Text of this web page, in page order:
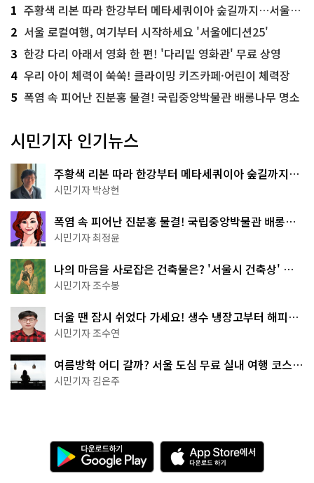
1 주황색 리본 따라 한강부터 메타세쿼이아 숲길까지…서울둘레길 15코스
2 서울 로컬여행, 여기부터 시작하세요 '서울에디션25'
3 한강 다리 아래서 영화 한 편! '다리밑 영화관' 무료 상영
4 우리 아이 체력이 쑥쑥! 클라이밍 키즈카페·어린이 체력장
5 폭염 속 피어난 진분홍 물결! 국립중앙박물관 배롱나무 명소
시민기자 인기뉴스
주황색 리본 따라 한강부터 메타세쿼이아 숲길까지…
서울둘레길 15코스
시민기자 박상현
폭염 속 피어난 진분홍 물결! 국립중앙박물관 배롱나
무 명소
시민기자 최정윤
나의 마음을 사로잡은 건축물은? '서울시 건축상' 수
상작 공개!
시민기자 조수봉
더울 땐 잠시 쉬었다 가세요! 생수 냉장고부터 해피소
·무더위쉼터까지
시민기자 조수연
여름방학 어디 갈까? 서울 도심 무료 실내 여행 코스
추천
시민기자 김은주
다
운
로
A
p
p